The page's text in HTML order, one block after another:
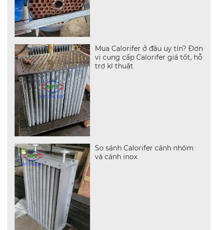
Mua Calorifer ở đâu uy tín? Đơn
vị cung cấp Calorifer giá tốt, hỗ
trợ kĩ thuật
So sánh Calorifer cánh nhôm
và cánh inox